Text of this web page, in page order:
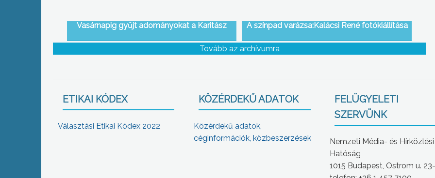
Vasárnapig gyűjt adományokat a Karitász A színpad varázsa:Kalácsi René fotókiállítása
Tovább az archívumra
ETIKAI KÓDEX
Választási Etikai Kódex 2022
KÖZÉRDEKŰ ADATOK
Közérdekű adatok,
céginformációk, közbeszerzések
FELÜGYELETI
SZERVÜNK
Nemzeti Média- és Hírközlési
Hatóság
1015 Budapest, Ostrom u.